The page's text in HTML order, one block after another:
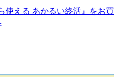
使える あかるい終活』をお買